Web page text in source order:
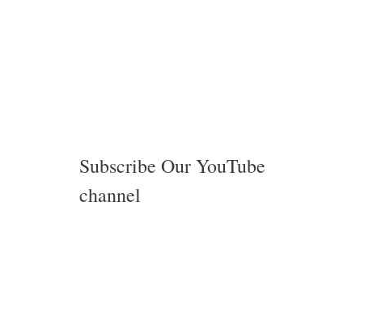
Subscribe Our YouTube
channel